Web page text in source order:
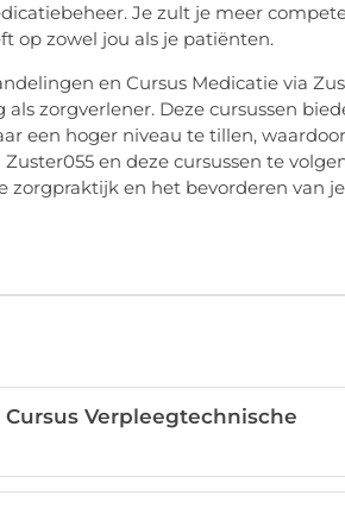
Je zult je meer
op zowel jou als je patiënten.
en Cursus Medicatie via
zorgverlener. Deze cursussen
een hoger niveau te tillen,
en deze cursussen te
en het bevorderen van
Verpleegtechnische